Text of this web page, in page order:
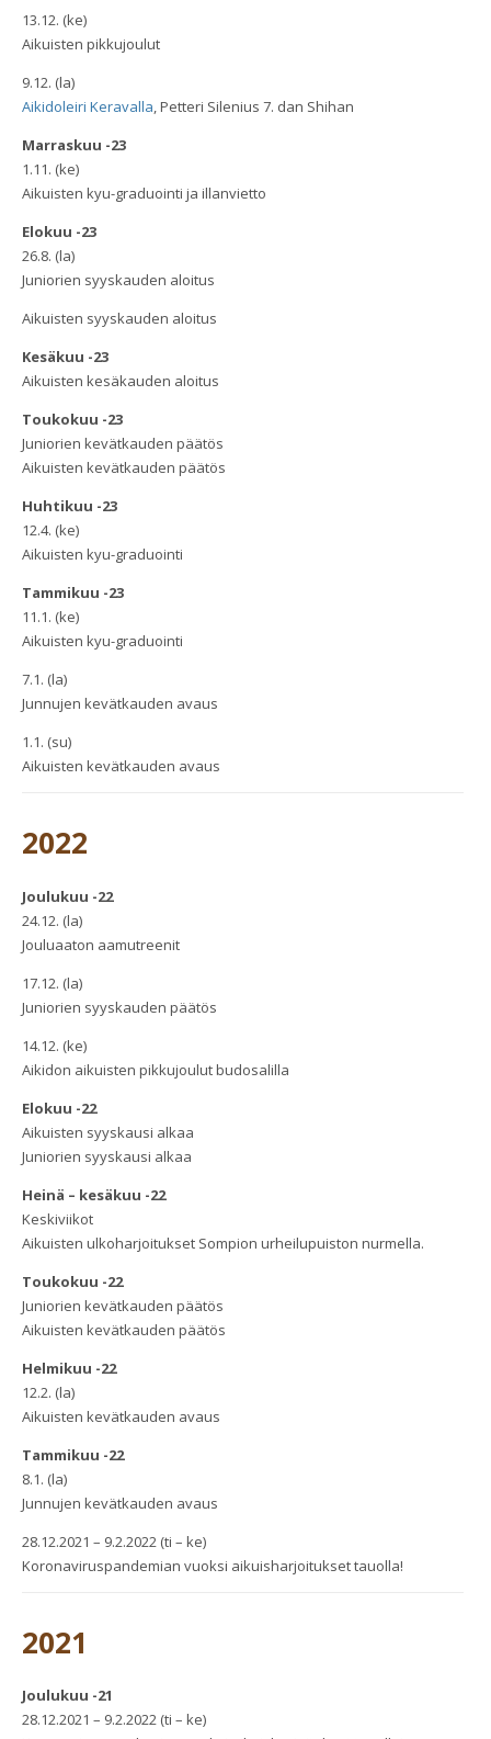
13.12. (ke)
Aikuisten pikkujoulut
9.12. (la)
Aikidoleiri Keravalla, Petteri Silenius 7. dan Shihan
Marraskuu -23
1.11. (ke)
Aikuisten kyu-graduointi ja illanvietto
Elokuu -23
26.8. (la)
Juniorien syyskauden aloitus
Aikuisten syyskauden aloitus
Kesäkuu -23
Aikuisten kesäkauden aloitus
Toukokuu -23
Juniorien kevätkauden päätös
Aikuisten kevätkauden päätös
Huhtikuu -23
12.4. (ke)
Aikuisten kyu-graduointi
Tammikuu -23
11.1. (ke)
Aikuisten kyu-graduointi
7.1. (la)
Junnujen kevätkauden avaus
1.1. (su)
Aikuisten kevätkauden avaus
2022
Joulukuu -22
24.12. (la)
Jouluaaton aamutreenit
17.12. (la)
Juniorien syyskauden päätös
14.12. (ke)
Aikidon aikuisten pikkujoulut budosalilla
Elokuu -22
Aikuisten syyskausi alkaa
Juniorien syyskausi alkaa
Heinä – kesäkuu -22
Keskiviikot
Aikuisten ulkoharjoitukset Sompion urheilupuiston nurmella.
Toukokuu -22
Juniorien kevätkauden päätös
Aikuisten kevätkauden päätös
Helmikuu -22
12.2. (la)
Aikuisten kevätkauden avaus
Tammikuu -22
8.1. (la)
Junnujen kevätkauden avaus
28.12.2021 – 9.2.2022 (ti – ke)
Koronaviruspandemian vuoksi aikuisharjoitukset tauolla!
2021
Joulukuu -21
28.12.2021 – 9.2.2022 (ti – ke)